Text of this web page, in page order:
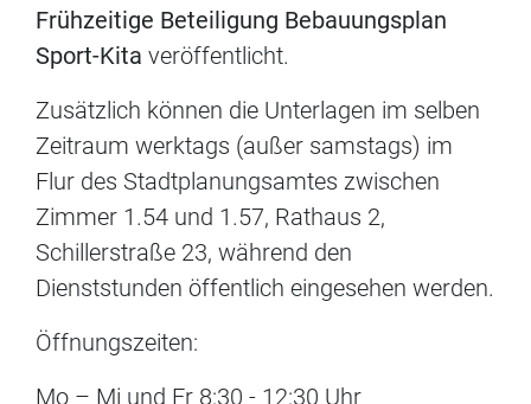
Frühzeitige Beteiligung Bebauungsplan
Sport-Kita veröffentlicht.
Zusätzlich können die Unterlagen im selben
Zeitraum werktags (außer samstags) im
Flur des Stadtplanungsamtes zwischen
Zimmer 1.54 und 1.57, Rathaus 2,
Schillerstraße 23, während den
Dienststunden öffentlich eingesehen werden.
Öffnungszeiten:
Mo – Mi und Fr 8:30 - 12:30 Uhr